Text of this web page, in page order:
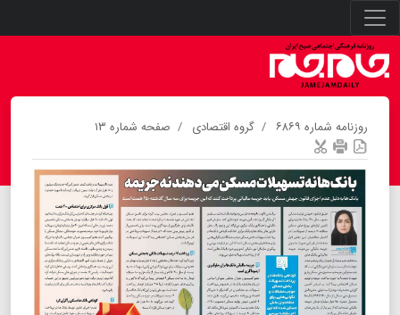
روزنامه شماره ۶۸۶۹ گروه اقتصادی صفحه شماره ۱۳